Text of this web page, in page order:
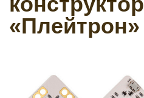
«Плейтрон»